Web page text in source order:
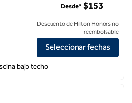
Suites by Hilton Irvine Orange
Desde* $153
Descuento de Hilton Honors no
reembolsable
Seleccionar fechas
bajo techo